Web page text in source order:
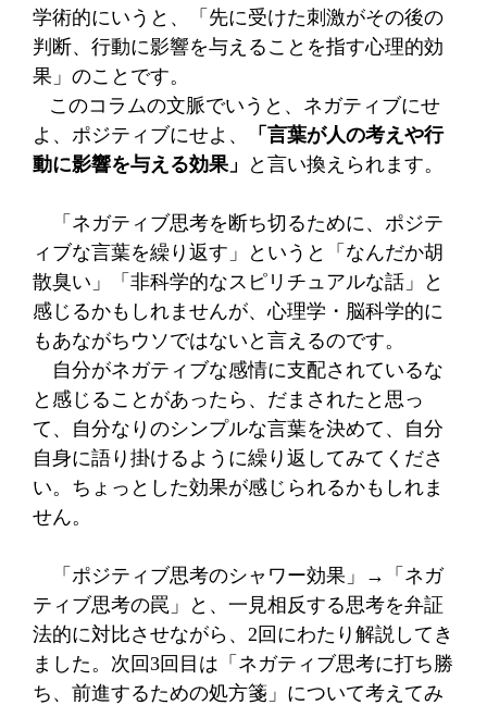
学術的にいうと、「先に受けた刺激がその後の
判断、行動に影響を与えることを指す心理的効
果」のことです。
このコラムの文脈でいうと、ネガティブにせ
よ、ポジティブにせよ、
「言葉が人の考えや行
動に影響を与える効果」
と言い換えられます。
「ネガティブ思考を断ち切るために、ポジテ
ィブな言葉を繰り返す」というと「なんだか胡
散臭い」「非科学的なスピリチュアルな話」と
感じるかもしれませんが、心理学・脳科学的に
もあながちウソではないと言えるのです。
自分がネガティブな感情に支配されているな
と感じることがあったら、 だまされたと思っ
て、自分なりのシンプルな言葉を決めて、自分
自身に語り掛けるように繰り返してみてくださ
い。ちょっとした効果が感じられるかもしれま
せん。
「ポジティブ思考のシャワー効果」→「ネガ
ティブ思考の罠」と、一見相反する思考を弁証
法的に対比させながら、 2 回にわたり解説してき
ました。次回3回目は「ネガティブ思考に打ち勝
ち、前進するための処方箋」について考えてみ